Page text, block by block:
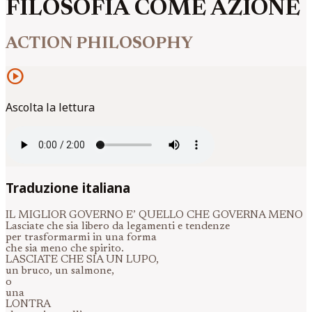
FILOSOFIA COME AZIONE
ACTION PHILOSOPHY
play_circle
Ascolta la lettura
Traduzione italiana
IL MIGLIOR GOVERNO E’ QUELLO CHE GOVERNA MENO
Lasciate che sia libero da legamenti e tendenze
per trasformarmi in una forma
che sia meno che spirito.
LASCIATE CHE SIA UN LUPO,
un bruco, un salmone,
o
una
LONTRA